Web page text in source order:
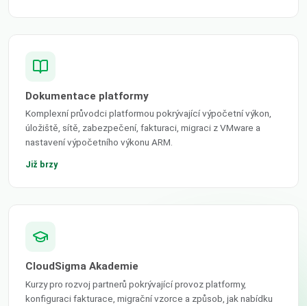
Dokumentace platformy
Komplexní průvodci platformou pokrývající výpočetní výkon,
úložiště, sítě, zabezpečení, fakturaci, migraci z VMware a
nastavení výpočetního výkonu ARM.
Již brzy
CloudSigma Akademie
Kurzy pro rozvoj partnerů pokrývající provoz platformy,
konfiguraci fakturace, migrační vzorce a způsob, jak nabídku